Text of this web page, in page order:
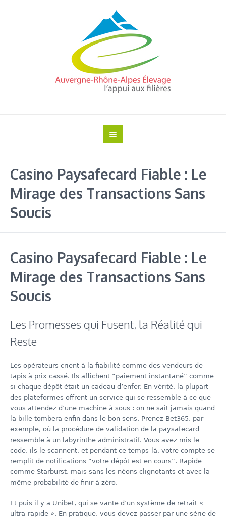
Casino Paysafecard Fiable : Le
Mirage des Transactions Sans
Soucis
Casino Paysafecard Fiable : Le
Mirage des Transactions Sans
Soucis
Les Promesses qui Fusent, la Réalité qui
Reste
Les opérateurs crient à la fiabilité comme des vendeurs de
tapis à prix cassé. Ils affichent “paiement instantané” comme
si chaque dépôt était un cadeau d’enfer. En vérité, la plupart
des plateformes offrent un service qui se ressemble à ce que
vous attendez d’une machine à sous : on ne sait jamais quand
la bille tombera enfin dans le bon sens. Prenez Bet365, par
exemple, où la procédure de validation de la paysafecard
ressemble à un labyrinthe administratif. Vous avez mis le
code, ils le scannent, et pendant ce temps‑là, votre compte se
remplit de notifications “votre dépôt est en cours”. Rapide
comme Starburst, mais sans les néons clignotants et avec la
même probabilité de finir à zéro.
Et puis il y a Unibet, qui se vante d’un système de retrait «
ultra‑rapide ». En pratique, vous devez passer par une série de